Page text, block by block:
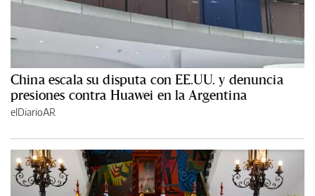
China escala su disputa con EE.UU. y denuncia
presiones contra Huawei en la Argentina
elDiarioAR